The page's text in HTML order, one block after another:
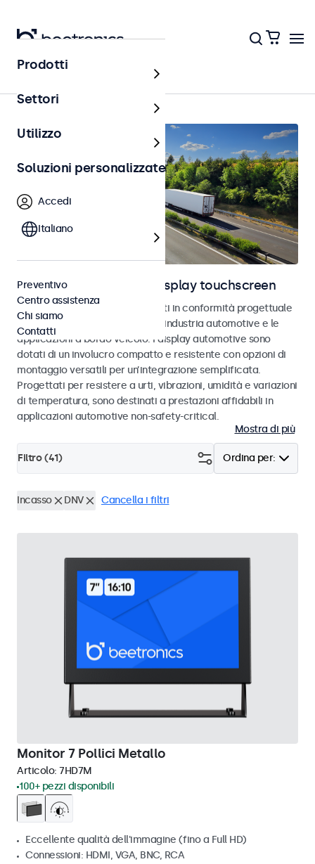
Home
Monitor automotive e display touchscreen
Monitor e touchscreen sviluppati in conformità progettuale
agli standard eMark e SAE per l’industria automotive e le
applicazioni a bordo veicolo. I display automotive sono
dotati di un involucro compatto e resistente con opzioni di
montaggio versatili per un’integrazione semplificata.
Progettati per resistere a urti, vibrazioni, umidità e variazioni
di temperatura, sono destinati a prestazioni affidabili in
applicazioni automotive non-safety-critical.
Mostra di più
Ordina per:
Filtro (41)
Incasso DNV Cancella i filtri
Monitor 7 Pollici Metallo
Articolo: 7HD7M
100+ pezzi disponibili
Eccellente qualità dell'immagine (fino a Full HD)
Connessioni: HDMI, VGA, BNC, RCA
Prodotti
Settori
Utilizzo
Soluzioni personalizzate
Accedi
Italiano
Preventivo
Centro assistenza
Chi siamo
Contatti